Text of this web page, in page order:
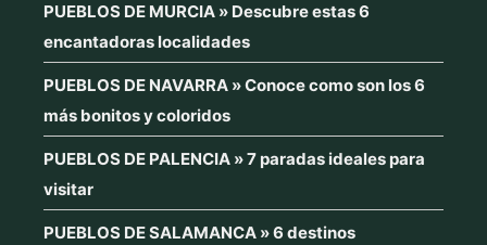
PUEBLOS DE MURCIA » Descubre estas 6
encantadoras localidades
PUEBLOS DE NAVARRA » Conoce como son los 6
más bonitos y coloridos
PUEBLOS DE PALENCIA » 7 paradas ideales para
visitar
PUEBLOS DE SALAMANCA » 6 destinos